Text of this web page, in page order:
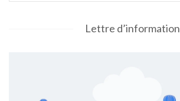
Lettre d’information